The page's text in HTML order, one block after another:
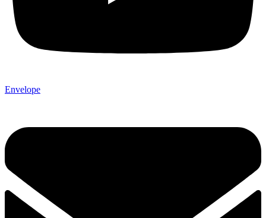
Envelope